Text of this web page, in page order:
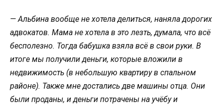
— Альбина вообще не хотела делиться, наняла дорогих
адвокатов. Мама не хотела в это лезть, думала, что всё
бесполезно. Тогда бабушка взяла всё в свои руки. В
итоге мы получили деньги, которые вложили в
недвижимость (в небольшую квартиру в спальном
районе). Также мне достались две машины отца. Они
были проданы, и деньги потрачены на учёбу и